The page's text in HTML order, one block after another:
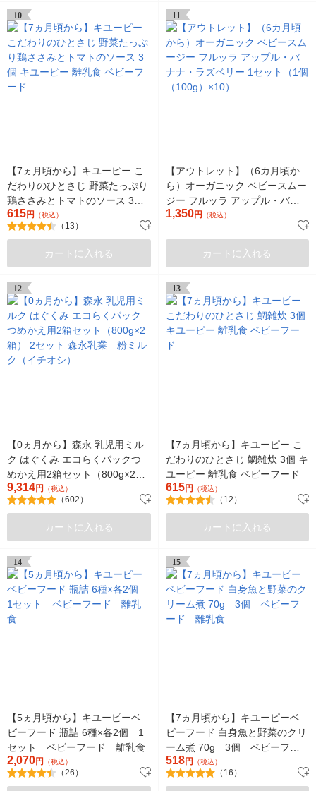
10
【7ヵ月頃から】キユーピー こ
だわりのひとさじ 野菜たっぷり
鶏ささみとトマトのソース 3個
キユーピー 離乳食 ベビーフー
ド
615円 （税込）
（13）
カートに入れる
11
【アウトレット】（6カ月頃か
ら）オーガニック ベビースムー
ジー フルッラ アップル・バナ
ナ・ラズベリー 1セット（1個
1,350円 （税込）
カートに入れる
12
【0ヵ月から】森永 乳児用ミル
ク はぐくみ エコらくパックつ
めかえ用2箱セット（800g×2
箱） 2セット 森永乳業 粉ミル
ク（イチオシ）
9,314円 （税込）
（602）
カートに入れる
13
【7ヵ月頃から】キユーピー こ
だわりのひとさじ 鯛雑炊 3個 キ
ユーピー 離乳食 ベビーフード
615円 （税込）
（12）
カートに入れる
14
【5ヵ月頃から】キユーピーベ
ビーフード 瓶詰 6種×各2個 1
セット ベビーフード 離乳食
2,070円 （税込）
（26）
15
【7ヵ月頃から】キユーピーベ
ビーフード 白身魚と野菜のクリ
ーム煮 70g 3個 ベビーフー
ド 離乳食
518円 （税込）
（16）